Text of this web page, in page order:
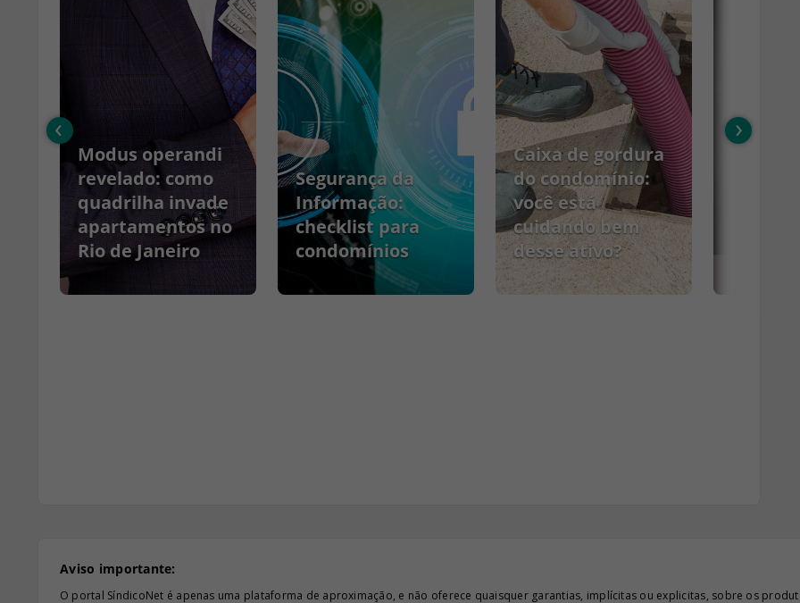
Modus operandi
revelado: como
quadrilha invade
apartamentos no
Rio de Janeiro
Segurança da
Informação:
checklist para
condomínios
Caixa de gordura
do condomínio:
você está
cuidando bem
desse ativo?
‹ ›
Aviso importante:
O portal SíndicoNet é apenas uma plataforma de aproximação, e não oferece quaisquer garantias, implícitas ou explicitas, sobre os